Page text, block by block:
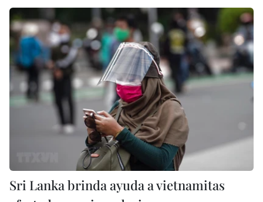
Sri Lanka brinda ayuda a vietnamitas